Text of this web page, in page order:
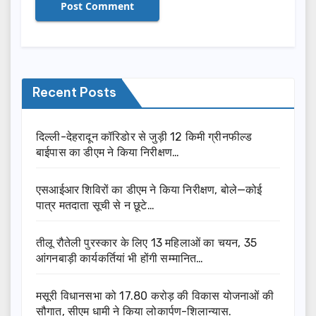
Recent Posts
दिल्ली-देहरादून कॉरिडोर से जुड़ी 12 किमी ग्रीनफील्ड
बाईपास का डीएम ने किया निरीक्षण…
एसआईआर शिविरों का डीएम ने किया निरीक्षण, बोले—कोई
पात्र मतदाता सूची से न छूटे…
तीलू रौतेली पुरस्कार के लिए 13 महिलाओं का चयन, 35
आंगनबाड़ी कार्यकर्तियां भी होंगी सम्मानित…
मसूरी विधानसभा को 17.80 करोड़ की विकास योजनाओं की
सौगात, सीएम धामी ने किया लोकार्पण-शिलान्यास.